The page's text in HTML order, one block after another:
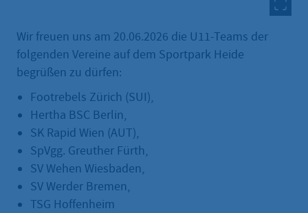
Wir freuen uns am 20.06.2026 die U11-Teams der
folgenden Vereine auf dem Sportpark Heide
begrüßen zu dürfen:
Footrebels Zürich (SUI),
Hertha BSC Berlin,
SK Rapid Wien (AUT),
SpVgg. Greuther Fürth,
SV Wehen Wiesbaden,
SV Werder Bremen,
TSG Hoffenheim